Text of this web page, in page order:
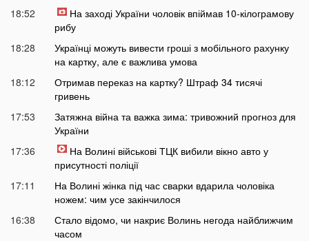
18:52
На заході України чоловік впіймав 10-кілограмову
рибу
18:28
Українці можуть вивести гроші з мобільного рахунку
на картку, але є важлива умова
18:12
Отримав переказ на картку? Штраф 34 тисячі
гривень
17:53
Затяжна війна та важка зима: тривожний прогноз для
України
17:36
На Волині військові ТЦК вибили вікно авто у
присутності поліції
17:11
На Волині жінка під час сварки вдарила чоловіка
ножем: чим усе закінчилося
16:38
Стало відомо, чи накриє Волинь негода найближчим
часом